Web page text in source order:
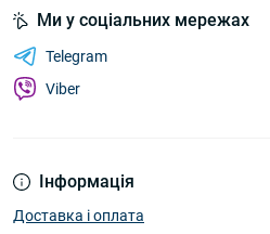
Інформація
Доставка і оплата
Ми у соціальних мережах
Telegram
Viber